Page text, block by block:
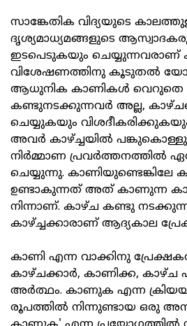
സാങ്കേതിക വിദ്യയുടെ
ദൃശ്യമാധ്യമങ്ങളുടെ
ഇടപെടുകയും ചെയ്യുന്നവരാണ്
വിശേഷണത്തിനു കൂടുതൽ
ആധുനിക കാണികൾ വെറുതെ
കണ്ടുനടക്കുന്നവർ അല്ല,
ചെയ്യുകയും
അവർ കാഴ്ച്ചയിൽ
നിർമ്മാണ പ്രവർത്തനത്തിൽ
ചെയ്യുന്നു. കാണിയുണ്ടെങ്കിലേ
ഉണ്ടാകുന്നത് അത് കാണുന്ന
നിന്നാണ്. കാഴ്ച കണ്ടു
കാഴ്ച്ചക്കാരാണ് ആദ്യകാല
കാണി എന്ന വാക്കിനു
കാഴ്ചക്കാർ, കാണിക്ക,
അർത്ഥം. കാണുക എന്ന
രൂപത്തിൽ നിന്നുണ്ടായ ഒരു